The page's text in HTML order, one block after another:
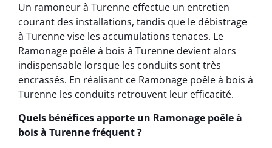
Un ramoneur à Turenne effectue un entretien
courant des installations, tandis que le débistrage
à Turenne vise les accumulations tenaces. Le
Ramonage poêle à bois à Turenne devient alors
indispensable lorsque les conduits sont très
encrassés. En réalisant ce Ramonage poêle à bois à
Turenne les conduits retrouvent leur efficacité.
Quels bénéfices apporte un Ramonage poêle à
bois à Turenne fréquent ?